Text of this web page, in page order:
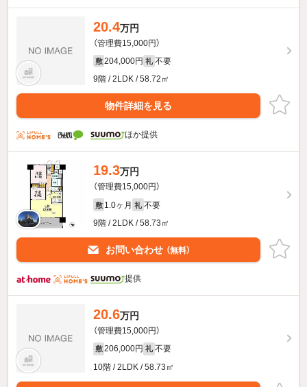
20.4万円
（管理費15,000円）
敷 204,000円 礼 不要
9階 / 2LDK / 58.72㎡
物件詳細を見る
ほか提供
19.3万円
（管理費15,000円）
敷 1.0ヶ月 礼 不要
9階 / 2LDK / 58.73㎡
お問い合わせ （無料）
提供
20.6万円
（管理費15,000円）
敷 206,000円 礼 不要
10階 / 2LDK / 58.73㎡